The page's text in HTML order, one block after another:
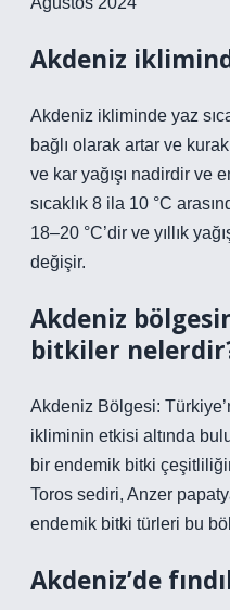
Akdeniz
Akdeniz ikliminde yaz
bağlı olarak artar ve
ve kar yağışı nadirdir ve
sıcaklık 8 ila 10 °C
18–20 °C’dir ve yıllık
değişir.
Akdeniz
bitkiler
Akdeniz Bölgesi:
ikliminin etkisi altında
bir endemik bitki
Toros sediri, Anzer
endemik bitki türleri bu
Akdeniz’de